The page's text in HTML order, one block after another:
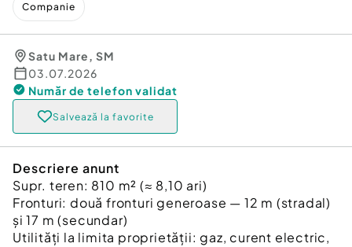
Companie
Satu Mare, SM
03.07.2026
Număr de telefon validat
Salvează la favorite
Descriere anunt
Supr. teren: 810 m² (≈ 8,10 ari)
Fronturi: două fronturi generoase — 12 m (stradal)
și 17 m (secundar)
Utilități la limita proprietății: gaz, curent electric,